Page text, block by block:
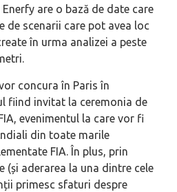
are o bază de date care
de scenarii care pot avea loc
în urma analizei a peste
concura în Paris în
fiind invitat la ceremonia de
evenimentul la care vor fi
din toate marile
FIA. În plus, prin
(și aderarea la una dintre cele
primesc sfaturi despre